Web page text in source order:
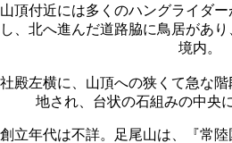
山頂付近には多くのハングライダ
し、北へ進んだ道路脇に鳥居があ
境内。
社殿左横に、山頂への狭くて急な
地され、台状の石組みの中央
創立年代は不詳。足尾山は、『常